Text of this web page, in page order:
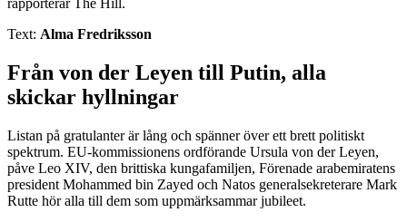
Text: Alma Fredriksson
Från von der Leyen till Putin, alla
skickar hyllningar
Listan på gratulanter är lång och spänner över ett brett politiskt
spektrum. EU-kommissionens ordförande Ursula von der Leyen,
påve Leo XIV, den brittiska kungafamiljen, Förenade arabemiratens
president Mohammed bin Zayed och Natos generalsekreterare Mark
Rutte hör alla till dem som uppmärksammar jubileet.